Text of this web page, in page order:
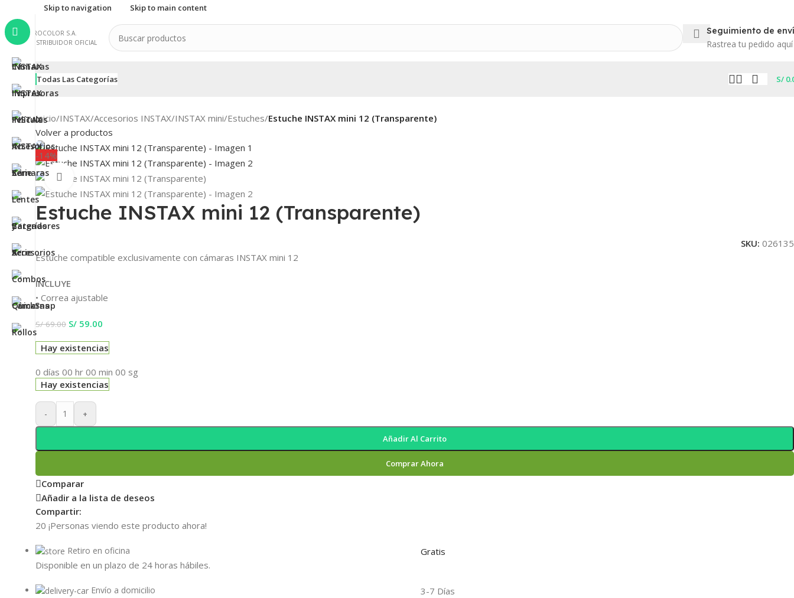
Skip to navigation Skip to main content
PROCOLOR S.A.
DISTRIBUIDOR OFICIAL
Seguimiento de
Rastrea tu pedido aquí
Todas Las Categorías S/
Inicio/INSTAX/Accesorios INSTAX/INSTAX mini/Estuches/Estuche INSTAX mini 12 (Transparente)
Volver a productos
-14%
Clic para ampliar
Estuche INSTAX mini 12 (Transparente)
SKU: 026135
Estuche compatible exclusivamente con cámaras INSTAX mini 12
INCLUYE
• Correa ajustable
S/69.00 S/ 59.00
Hay existencias
0 días 00 hr 00 min 00 sg
Hay existencias
- +
Añadir Al Carrito
Comprar Ahora
Comparar
Añadir a la lista de deseos
Compartir:
20 ¡Personas viendo este producto ahora!
Retiro en oficina
Disponible en un plazo de 24 horas hábiles.
Gratis
Envío a domicilio
3-7 Días